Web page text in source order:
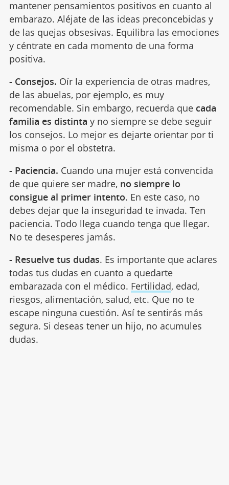
mantener pensamientos positivos en cuanto al
embarazo. Aléjate de las ideas preconcebidas y
de las quejas obsesivas. Equilibra las emociones
y céntrate en cada momento de una forma
positiva.
- Consejos. Oír la experiencia de otras madres,
de las abuelas, por ejemplo, es muy
recomendable. Sin embargo, recuerda que cada
familia es distinta y no siempre se debe seguir
los consejos. Lo mejor es dejarte orientar por ti
misma o por el obstetra.
- Paciencia. Cuando una mujer está convencida
de que quiere ser madre, no siempre lo
consigue al primer intento. En este caso, no
debes dejar que la inseguridad te invada. Ten
paciencia. Todo llega cuando tenga que llegar.
No te desesperes jamás.
- Resuelve tus dudas. Es importante que aclares
todas tus dudas en cuanto a quedarte
embarazada con el médico. Fertilidad, edad,
riesgos, alimentación, salud, etc. Que no te
escape ninguna cuestión. Así te sentirás más
segura. Si deseas tener un hijo, no acumules
dudas.